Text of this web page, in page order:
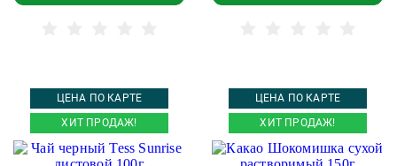
ЦЕНА ПО КАРТЕ
ХИТ ПРОДАЖ!
ЦЕНА ПО КАРТЕ
ХИТ ПРОДАЖ!